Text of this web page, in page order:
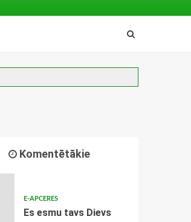
Komentētākie
E-APCERES
Es esmu tavs Dievs